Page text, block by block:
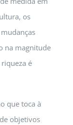
os
na magnitude
é
que toca à
objetivos